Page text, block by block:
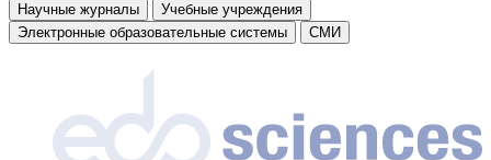
Научные журналы
Учебные учреждения
Электронные образовательные системы
СМИ